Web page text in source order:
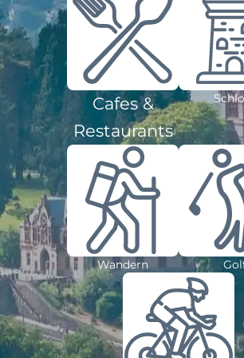
Cafes &
Restaurants
Wandern